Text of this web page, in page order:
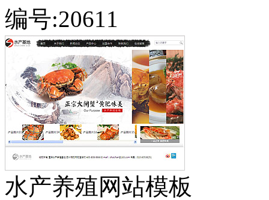
编号:20611
水产养殖网站模板